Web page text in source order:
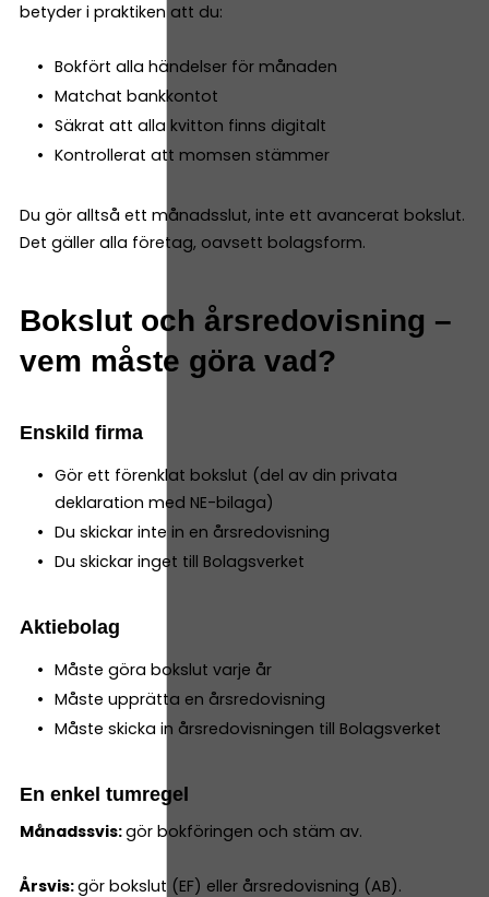
betyder i praktiken att du:
Bokfört alla händelser för månaden
Matchat bankkontot
Säkrat att alla kvitton finns digitalt
Kontrollerat att momsen stämmer
Du gör alltså ett månadsslut, inte ett avancerat bokslut.
Det gäller alla företag, oavsett bolagsform.
Bokslut och årsredovisning –
vem måste göra vad?
Enskild firma
Gör ett förenklat bokslut (del av din privata
deklaration med NE-bilaga)
Du skickar inte in en årsredovisning
Du skickar inget till Bolagsverket
Aktiebolag
Måste göra bokslut varje år
Måste upprätta en årsredovisning
Måste skicka in årsredovisningen till Bolagsverket
En enkel tumregel
Månadssvis:gör bokföringen och stäm av.
Årsvis:gör bokslut (EF) eller årsredovisning (AB).